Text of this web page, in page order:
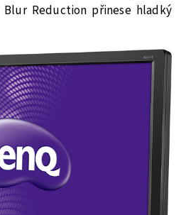
Reduction přinese hladký